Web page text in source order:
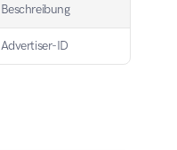
Beschreibung
Advertiser-ID